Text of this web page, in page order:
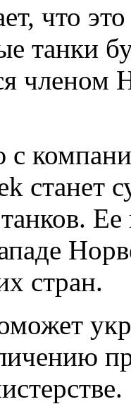
что
танки
станет
стран.